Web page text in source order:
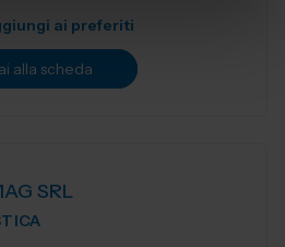
ai preferiti
alla scheda
SRL